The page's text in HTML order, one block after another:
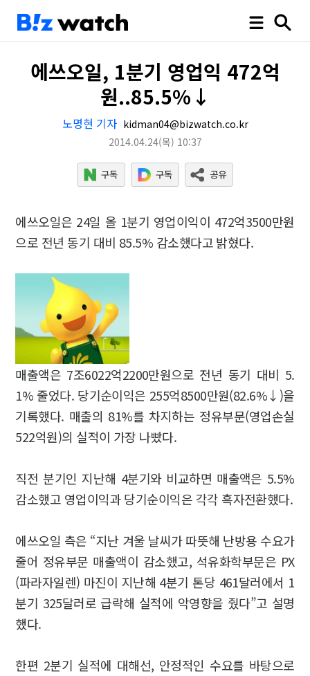
에쓰오일, 1분기 영업익 472억
원..85.5%↓
노명현 기자 kidman04@bizwatch.co.kr
2014.04.24(목) 10:37
에쓰오일은 24일 올 1분기 영업이익이 472억3500만원
으로 전년 동기 대비 85.5% 감소했다고 밝혔다.
매출액은 7조6022억2200만원으로 전년 동기 대비 5.
1% 줄었다. 당기순이익은 255억8500만원(82.6%↓)을
기록했다. 매출의 81%를 차지하는 정유부문(영업손실
522억원)의 실적이 가장 나빴다.
직전 분기인 지난해 4분기와 비교하면 매출액은 5.5%
감소했고 영업이익과 당기순이익은 각각 흑자전환했다.
에쓰오일 측은 “지난 겨울 날씨가 따뜻해 난방용 수요가
줄어 정유부문 매출액이 감소했고, 석유화학부문은 PX
(파라자일렌) 마진이 지난해 4분기 톤당 461달러에서 1
분기 325달러로 급락해 실적에 악영향을 줬다”고 설명
했다.
한편 2분기 실적에 대해선, 안정적인 수요를 바탕으로